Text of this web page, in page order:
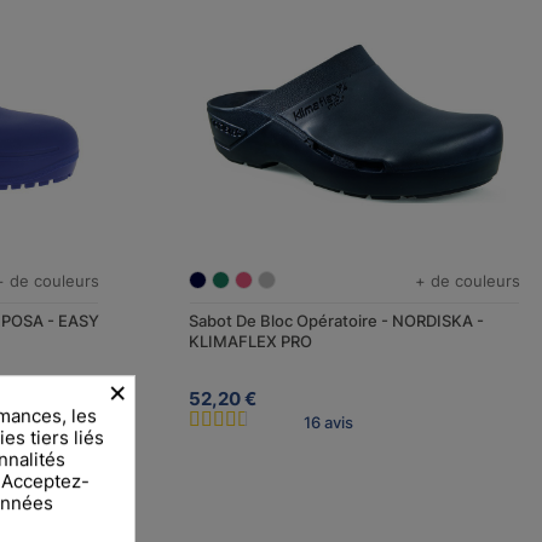
de couleurs
- EASY
+ de couleurs
Sabot De Bloc Opératoire - NORDISKA -
KLIMAFLEX PRO
52,20 €
16 avis
×
les
tiers liés